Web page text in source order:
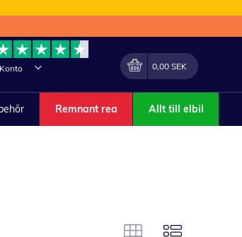
Konto Förändra
Min kundvagn
0,00 SEK
Remnant rea Allt till elbil